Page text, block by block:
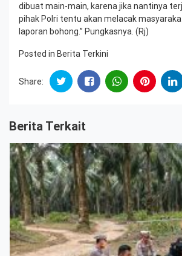
dibuat main-main, karena jika nantinya
pihak Polri tentu akan melacak
laporan bohong.” Pungkasnya. (Rj)
Posted in Berita Terkini
Share:
Berita Terkait